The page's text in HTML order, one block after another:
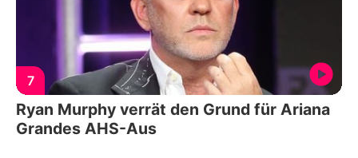
7
Ryan Murphy verrät den Grund für Ariana
Grandes AHS-Aus